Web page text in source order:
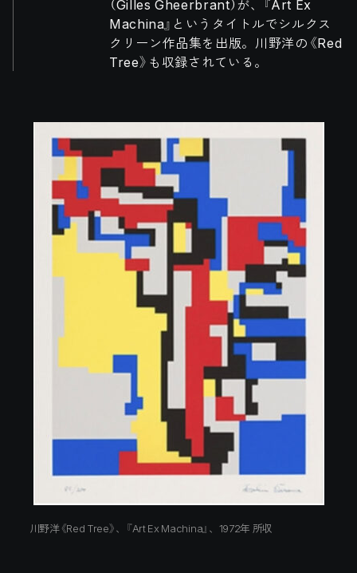
（Gilles Gheerbrant）が、『Art Ex
Machina』というタイトルでシルクス
クリーン作品集を出版。川野洋の《Red
Tree》も収録されている。
川野洋《Red Tree》、『Art Ex Machina』、1972年 所収